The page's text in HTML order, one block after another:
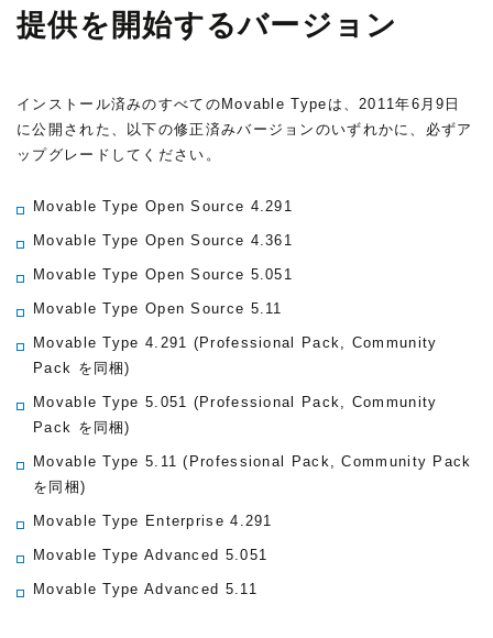
提供を開始するバージョン
インストール済みのすべてのMovable Typeは、2011年6月9日
に公開された、以下の修正済みバージョンのいずれかに、必ずア
ップグレードしてください。
Movable Type Open Source 4.291
Movable Type Open Source 4.361
Movable Type Open Source 5.051
Movable Type Open Source 5.11
Movable Type 4.291 (Professional Pack, Community
Pack を同梱)
Movable Type 5.051 (Professional Pack, Community
Pack を同梱)
Movable Type 5.11(Professional Pack, Community Pack
を同梱)
Movable Type Enterprise 4.291
Movable Type Advanced 5.051
Movable Type Advanced 5.11